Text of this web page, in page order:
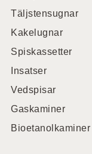
Täljstensugnar
Kakelugnar
Spiskassetter
Insatser
Vedspisar
Gaskaminer
Bioetanolkaminer